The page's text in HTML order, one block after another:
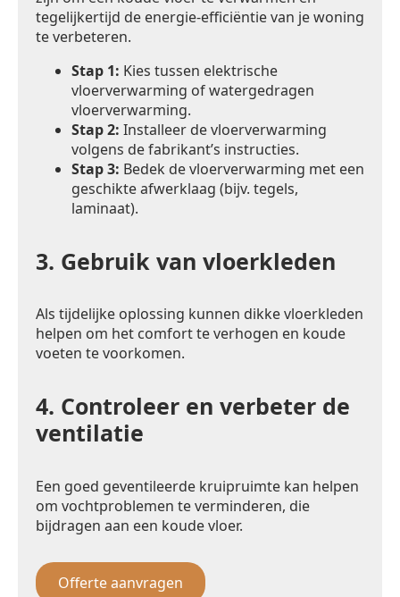
tegelijkertijd de energie-efficiëntie van je woning
te verbeteren.
Stap 1: Kies tussen elektrische
vloerverwarming of watergedragen
vloerverwarming.
Stap 2: Installeer de vloerverwarming
volgens de fabrikant’s instructies.
Stap 3: Bedek de vloerverwarming met een
geschikte afwerklaag (bijv. tegels,
laminaat).
3. Gebruik van vloerkleden
Als tijdelijke oplossing kunnen dikke vloerkleden
helpen om het comfort te verhogen en koude
voeten te voorkomen.
4. Controleer en verbeter de
ventilatie
Een goed geventileerde kruipruimte kan helpen
om vochtproblemen te verminderen, die
bijdragen aan een koude vloer.
Offerte aanvragen